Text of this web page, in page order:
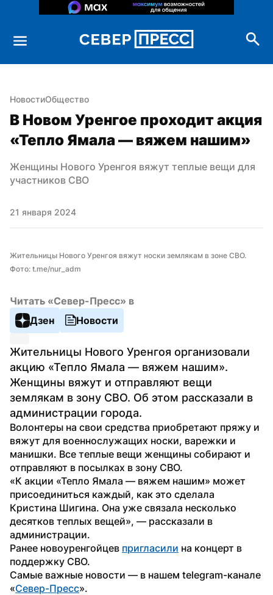
НовостиОбщество
В Новом Уренгое проходит акция
«Тепло Ямала — вяжем нашим»
Женщины Нового Уренгоя вяжут теплые вещи для
участников СВО
21 января 2024
Жительницы Нового Уренгоя вяжут носки землякам в зоне СВО.
Фото: t.me/nur_adm
Читать «Север-Пресс» в
Дзен
Новости
Жительницы Нового Уренгоя организовали
акцию «Тепло Ямала — вяжем нашим».
Женщины вяжут и отправляют вещи
землякам в зону СВО. Об этом рассказали в
администрации города.
Волонтеры на свои средства приобретают пряжу и
вяжут для военнослужащих носки, варежки и
манишки. Все теплые вещи женщины собирают и
отправляют в посылках в зону СВО.
«К акции «Тепло Ямала — вяжем нашим» может
присоединиться каждый, как это сделала
Кристина Шигина. Она уже связала несколько
десятков теплых вещей», — рассказали в
администрации.
Ранее новоуренгойцев пригласили на концерт в
поддержку СВО.
Самые важные новости — в нашем telegram-канале
«Север-Пресс».